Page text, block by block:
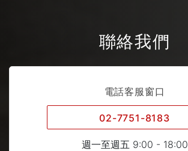
聯絡我們
電話客服窗口
02-7751-8183
週一至週五 9:00 - 18:00